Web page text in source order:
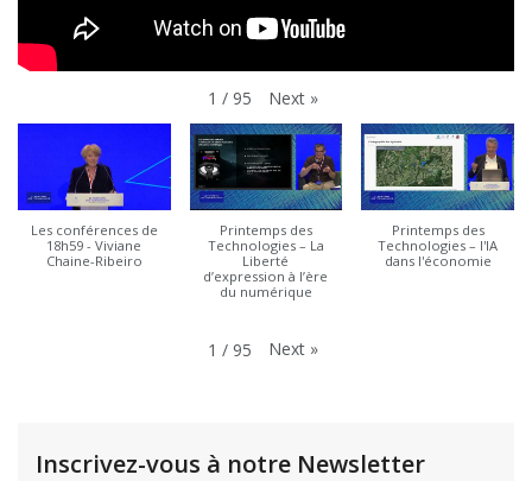
1 / 95 Next »
Les conférences de
18h59 - Viviane
Chaine-Ribeiro
Printemps des
Technologies – La
Liberté
d’expression à l’ère
du numérique
Printemps des
Technologies – l'IA
dans l'économie
1 / 95 Next »
Inscrivez-vous à notre Newsletter